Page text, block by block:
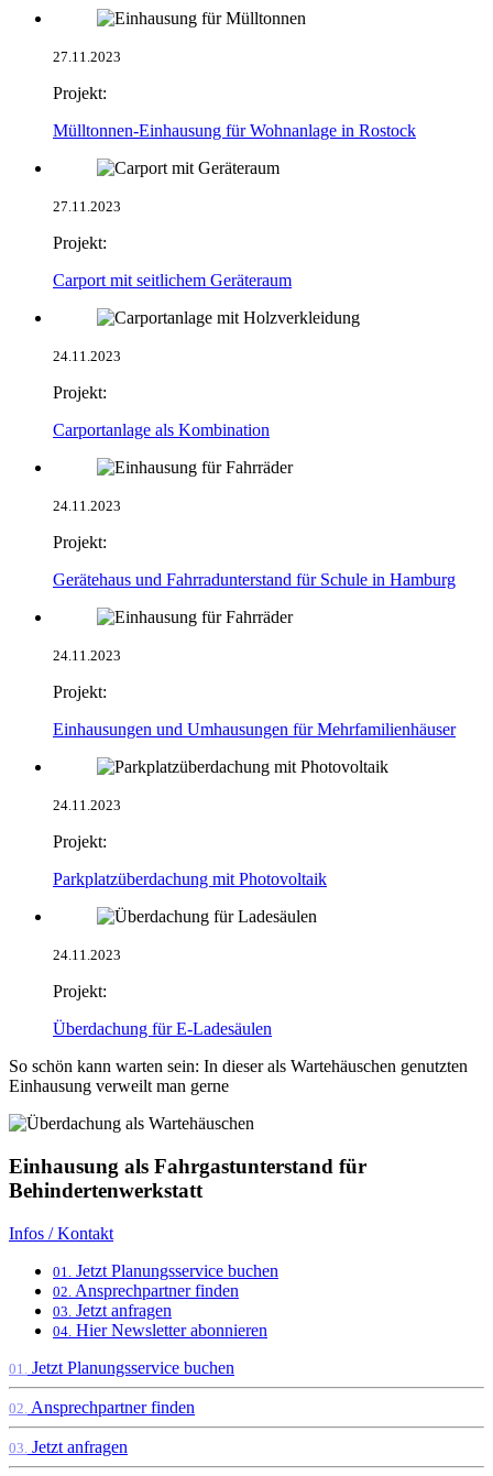
27.11.2023
Projekt:
Mülltonnen-Einhausung für Wohnanlage in Rostock
27.11.2023
Projekt:
Carport mit seitlichem Geräteraum
24.11.2023
Projekt:
Carportanlage als Kombination
24.11.2023
Projekt:
Gerätehaus und Fahrradunterstand für Schule in Hamburg
24.11.2023
Projekt:
Einhausungen und Umhausungen für Mehrfamilienhäuser
24.11.2023
Projekt:
Parkplatzüberdachung mit Photovoltaik
24.11.2023
Projekt:
Überdachung für E-Ladesäulen
So schön kann warten sein: In dieser als Wartehäuschen genutzten
Einhausung verweilt man gerne
Einhausung als Fahrgastunterstand für
Behindertenwerkstatt
Infos / Kontakt
01. Jetzt Planungsservice buchen
02. Ansprechpartner finden
03. Jetzt anfragen
04. Hier Newsletter abonnieren
01. Jetzt Planungsservice buchen
02. Ansprechpartner finden
03. Jetzt anfragen